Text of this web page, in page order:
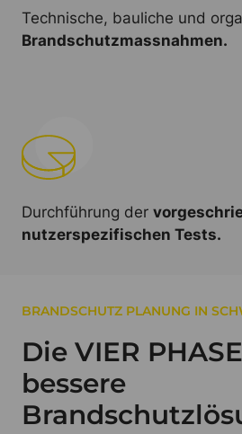
Technische, bauliche und
Brandschutzmassnahmen.
Durchführung der
nutzerspezifischen Tests.
BRANDSCHUTZ PLANUNG IN
Die VIER
bessere